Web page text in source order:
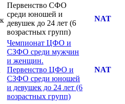
Первенство СФО
среди юношей и
девушек до 24 лет (6
возрастных групп)
NAT
Чемпионат ЦФО и
СЗФО среди мужчин
и женщин.
Первенство ЦФО и
СЗФО среди юношей
и девушек до 24 лет (6
возрастных групп)
NAT